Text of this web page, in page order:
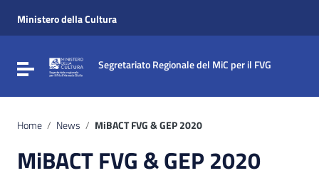
Vai al menu di navigazione
Vai al footer
Ministero della Cultura
Attiva / disattiva la navigazione
Segretariato Regionale del MiC per il FVG
Home / News / MiBACT FVG & GEP 2020
MiBACT FVG & GEP 2020